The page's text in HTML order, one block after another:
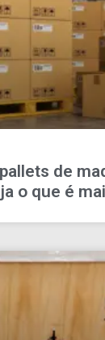
de
o que é